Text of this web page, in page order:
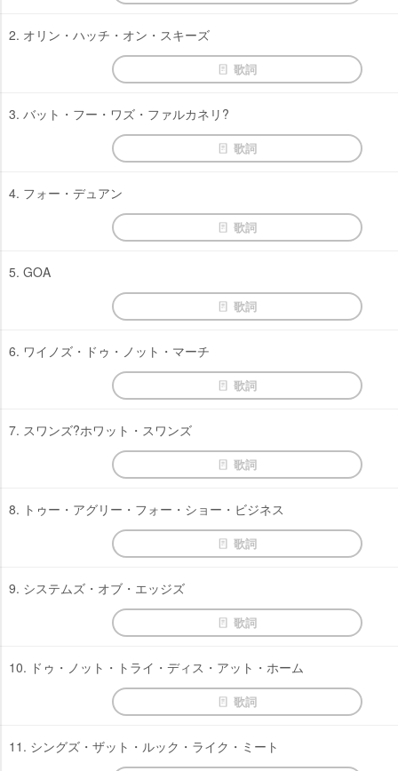
2. オリン・ハッチ・オン・スキーズ
歌詞
3. バット・フー・ワズ・ファルカネリ?
歌詞
4. フォー・デュアン
歌詞
5. GOA
歌詞
6. ワイノズ・ドゥ・ノット・マーチ
歌詞
7. スワンズ?ホワット・スワンズ
歌詞
8. トゥー・アグリー・フォー・ショー・ビジネス
歌詞
9. システムズ・オブ・エッジズ
歌詞
10. ドゥ・ノット・トライ・ディス・アット・ホーム
歌詞
11. シングズ・ザット・ルック・ライク・ミート